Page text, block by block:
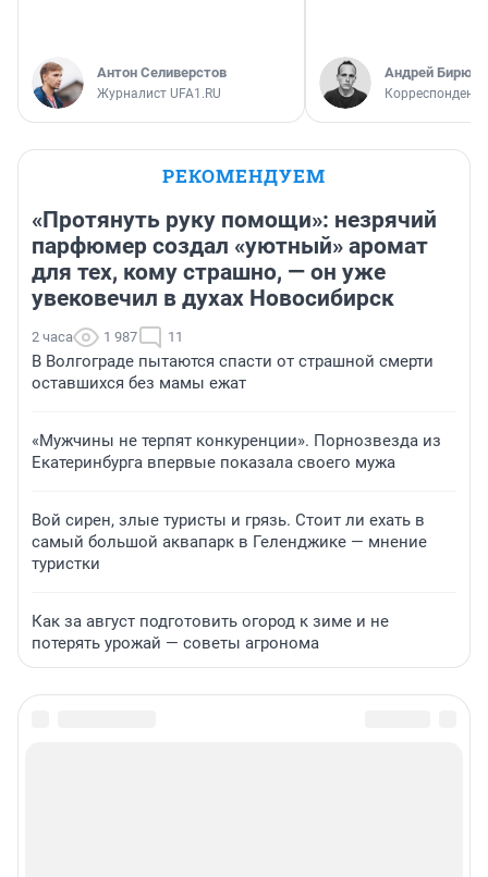
Антон Селиверстов
Журналист UFA1.RU
Андрей
Корреспондент
РЕКОМЕНДУЕМ
«Протянуть руку помощи»: незрячий
парфюмер создал «уютный» аромат
для тех, кому страшно, — он уже
увековечил в духах Новосибирск
2 часа 1 987 11
В Волгограде пытаются спасти от страшной смерти
оставшихся без мамы ежат
«Мужчины не терпят конкуренции». Порнозвезда из
Екатеринбурга впервые показала своего мужа
Вой сирен, злые туристы и грязь. Стоит ли ехать в
самый большой аквапарк в Геленджике — мнение
туристки
Как за август подготовить огород к зиме и не
потерять урожай — советы агронома